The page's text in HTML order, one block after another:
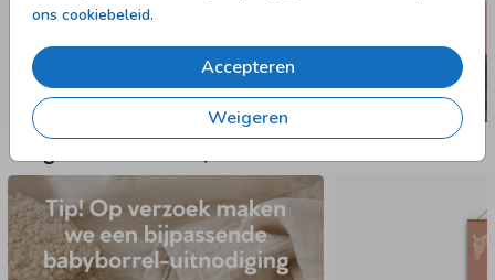
ons cookiebeleid.
Accepteren
Weigeren